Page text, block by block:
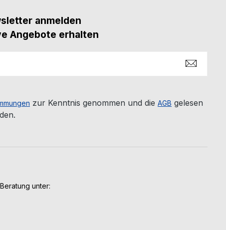
anmelden
Angebote erhalten
zur Kenntnis genommen und die AGB gelesen
unter: